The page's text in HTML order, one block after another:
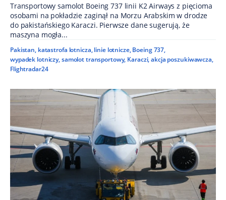
Transportowy samolot Boeing 737 linii K2 Airways z pięcioma
osobami na pokładzie zaginął na Morzu Arabskim w drodze
do pakistańskiego Karaczi. Pierwsze dane sugerują, że
maszyna mogła...
Pakistan, katastrofa lotnicza, linie lotnicze, Boeing 737,
wypadek lotniczy,samolot transportowy, Karaczi,akcja poszukiwawcza,
Flightradar24